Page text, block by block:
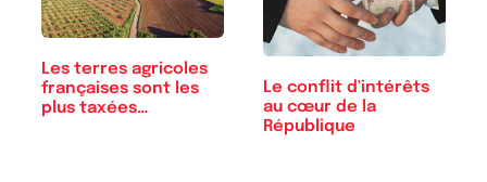
Les terres agricoles
françaises sont les
plus taxées…
Le conflit d'intérêts
au cœur de la
République